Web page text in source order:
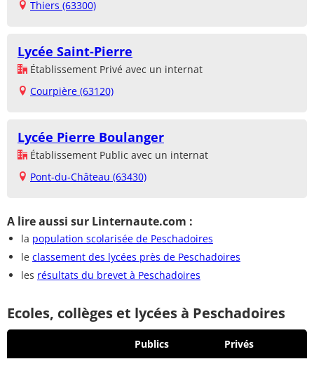
Thiers (63300)
Lycée Saint-Pierre
Établissement Privé avec un internat
Courpière (63120)
Lycée Pierre Boulanger
Établissement Public avec un internat
Pont-du-Château (63430)
A lire aussi sur Linternaute.com :
la population scolarisée de Peschadoires
le classement des lycées près de Peschadoires
les résultats du brevet à Peschadoires
Ecoles, collèges et lycées à Peschadoires
Publics Privés